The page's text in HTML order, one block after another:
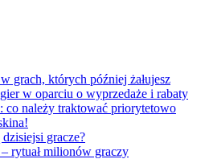
grach, których później żałujesz
w oparciu o wyprzedaże i rabaty
co należy traktować priorytetowo
gracze?
rytuał milionów graczy